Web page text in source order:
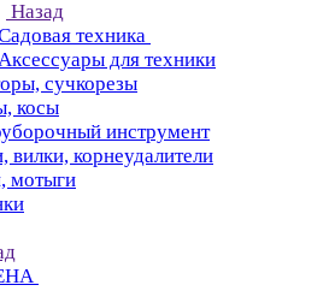
Назад
техника
для техники
сучкорезы
косы
инструмент
вилки, корнеудалители
мотыги